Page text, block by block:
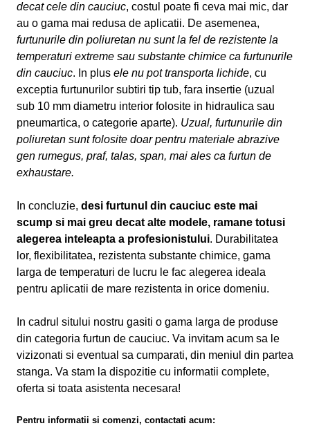
decat cele din cauciuc, costul poate fi ceva mai mic, dar
au o gama mai redusa de aplicatii. De asemenea,
furtunurile din poliuretan nu sunt la fel de rezistente la
temperaturi extreme sau substante chimice ca furtunurile
din cauciuc. In plus ele nu pot transporta lichide, cu
exceptia furtunurilor subtiri tip tub, fara insertie (uzual
sub 10 mm diametru interior folosite in hidraulica sau
pneumartica, o categorie aparte). Uzual, furtunurile din
poliuretan sunt folosite doar pentru materiale abrazive
gen rumegus, praf, talas, span, mai ales ca furtun de
exhaustare.
In concluzie, desi furtunul din cauciuc este mai
scump si mai greu decat alte modele, ramane totusi
alegerea inteleapta a profesionistului. Durabilitatea
lor, flexibilitatea, rezistenta substante chimice, gama
larga de temperaturi de lucru le fac alegerea ideala
pentru aplicatii de mare rezistenta in orice domeniu.
In cadrul sitului nostru gasiti o gama larga de produse
din categoria furtun de cauciuc. Va invitam acum sa le
vizizonati si eventual sa cumparati, din meniul din partea
stanga. Va stam la dispozitie cu informatii complete,
oferta si toata asistenta necesara!
Pentru informatii si comenzi, contactati acum: